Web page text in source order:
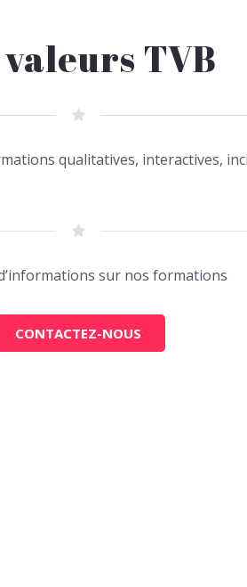
valeurs TVB
qualitatives, interactives,
sur nos formations
CONTACTEZ-NOUS